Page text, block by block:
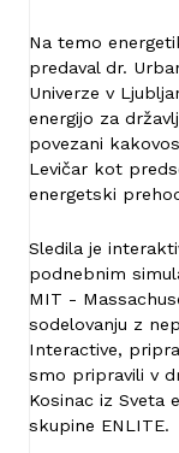
Na temo
predaval dr.
Univerze v
energijo za
povezani
Levičar kot
energetski
Sledila je
podnebnim
MIT -
sodelovanju z
Interactive,
smo pripravili v
Kosinac iz Sveta
skupine ENLITE.